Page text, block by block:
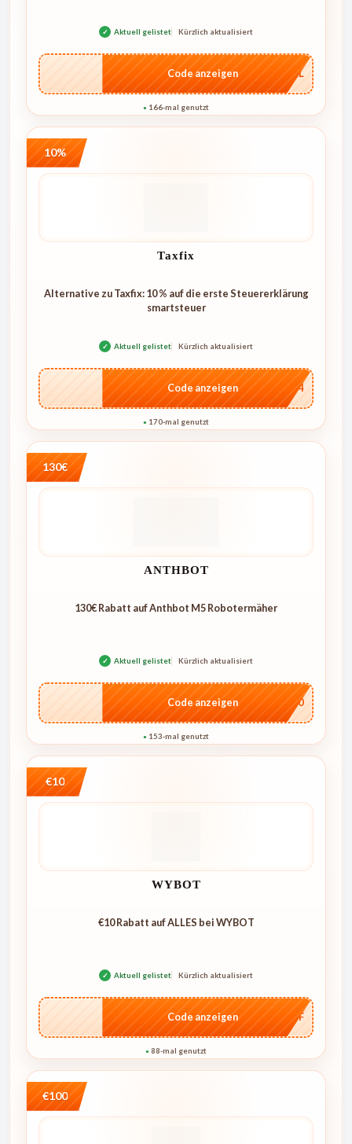
✓ Aktuell gelistet Kürzlich aktualisiert
…4KL
Code anzeigen
● 166-mal genutzt
10%
Taxfix
Alternative zu Taxfix: 10 % auf die erste Steuererklärung
smartsteuer
✓ Aktuell gelistet Kürzlich aktualisiert
…1744
Code anzeigen
● 170-mal genutzt
130€
ANTHBOT
130€ Rabatt auf Anthbot M5 Robotermäher
✓ Aktuell gelistet Kürzlich aktualisiert
…E250
Code anzeigen
● 153-mal genutzt
€10
WYBOT
€10 Rabatt auf ALLES bei WYBOT
✓ Aktuell gelistet Kürzlich aktualisiert
…AFF
Code anzeigen
● 88-mal genutzt
€100